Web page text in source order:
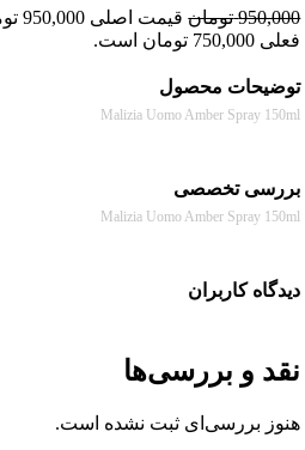
تومان قیمت اصلی 950,000 تومان بود.
است.
محصول
Malizia Uomo Amber Spray
تخصصی
Malizia Uomo Amber Spray
کاربران
و بررسی‌ها
بررسی‌ای ثبت نشده است.